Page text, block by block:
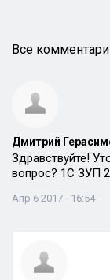
Все
Дмитрий
Здравствуйте!
вопрос? 1С ЗУП
Апр 6 2017 - 16:54